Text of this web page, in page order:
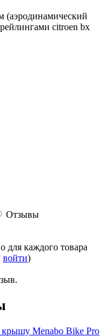
Отзывы
для каждого товара
войти)